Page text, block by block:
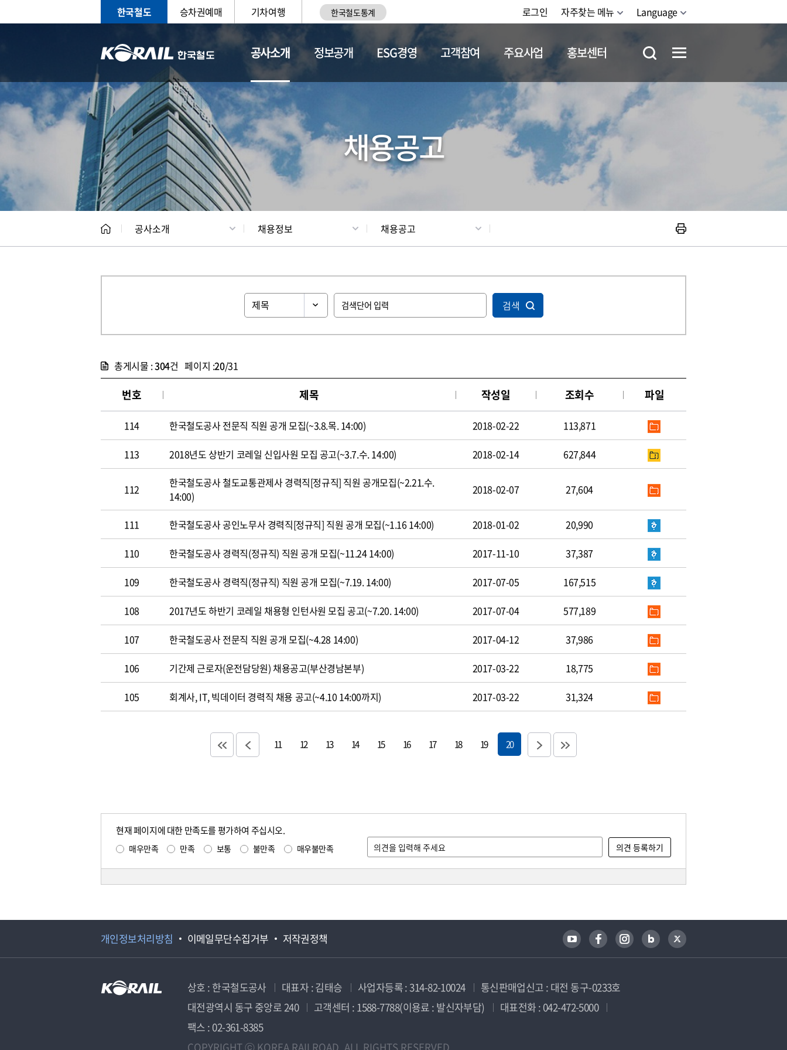
한국철도 승차권예매 기차여행 한국철도통계 로그인 자주찾는 메뉴 Language
공사소개
CEO 일반현황 채용정보
정보공개 ESG경영 고객참여 주요사업 홍보센터
채용공고
공사소개 채용정보 채용공고
검색
총게시물 :304건 페이지 :20/31
번호 제목 작성일 조회수 파일
114 한국철도공사 전문직 직원 공개 모집(~3.8.목. 14:00) 2018-02-22 113,871
113 2018년도 상반기 코레일 신입사원 모집 공고(~3.7.수. 14:00) 2018-02-14 627,844
112
한국철도공사 철도교통관제사 경력직[정규직] 직원 공개모집(~2.21.수.
14:00)
2018-02-07 27,604
111 한국철도공사 공인노무사 경력직[정규직] 직원 공개 모집(~1.16 14:00) 2018-01-02 20,990
110 한국철도공사 경력직(정규직) 직원 공개 모집(~11.24 14:00) 2017-11-10 37,387
109 한국철도공사 경력직(정규직) 직원 공개 모집(~7.19. 14:00) 2017-07-05 167,515
108 2017년도 하반기 코레일 채용형 인턴사원 모집 공고(~7.20. 14:00) 2017-07-04 577,189
107 한국철도공사 전문직 직원 공개 모집(~4.28 14:00) 2017-04-12 37,986
106 기간제 근로자(운전담당원) 채용공고(부산경남본부) 2017-03-22 18,775
105 회계사, IT, 빅데이터 경력직 채용 공고(~4.10 14:00까지) 2017-03-22 31,324
11 12 13 14 15 16 17 18 19 20
현재 페이지에 대한 만족도를 평가하여 주십시오.
매우만족 만족 보통 불만족 매우불만족
개인정보처리방침 이메일무단수집거부 저작권정책
상호 : 한국철도공사 대표자 : 김태승 사업자등록 : 314-82-10024
통신판매업신고 : 대전 동구-0233호
대전광역시 동구 중앙로 240
고객센터 : 1588-7788(이용료 : 발신자부담)
대표전화 : 042-472-5000
팩스 : 02-361-8385
COPYRIGHT ⓒ KOREA RAILROAD. ALL RIGHTS RESERVED.